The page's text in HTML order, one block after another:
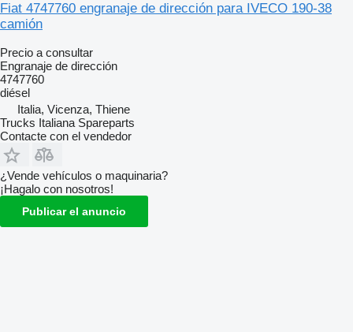
Fiat 4747760 engranaje de dirección para IVECO 190-38
camión
Precio a consultar
Engranaje de dirección
4747760
diésel
Italia, Vicenza, Thiene
Trucks Italiana Spareparts
Contacte con el vendedor
¿Vende vehículos o maquinaria?
¡Hagalo con nosotros!
Publicar el anuncio